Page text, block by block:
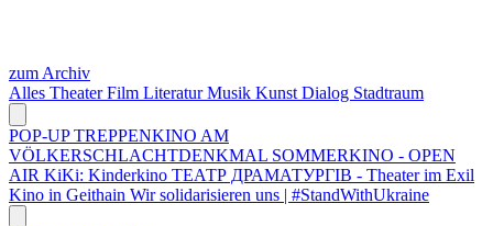
zum Archiv
Alles TheaterFilm LiteraturMusik Kunst Dialog Stadtraum
POP-UP TREPPENKINO AM
VÖLKERSCHLACHTDENKMAL SOMMERKINO - OPEN
AIR KiKi: Kinderkino ТЕАТР ДРАМАТУРГІВ - Theater im Exil
Kino in Geithain Wir solidarisieren uns | #StandWithUkraine